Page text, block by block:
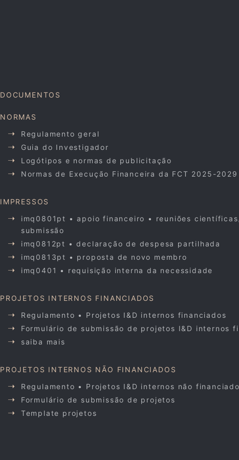
DOCUMENTOS
NORMAS
Regulamento geral
Guia do Investigador
Logótipos e normas de publicitação
Normas de Execução Financeira da FCT 2025-2029
IMPRESSOS
imq0801pt • apoio financeiro • reuniões
submissão
imq0812pt • declaração de despesa partilhada
imq0813pt • proposta de novo membro
imq0401 • requisição interna da necessidade
PROJETOS INTERNOS FINANCIADOS
Regulamento • Projetos I&D internos financiados
Formulário de submissão de projetos I&D internos
saiba mais
PROJETOS INTERNOS NÃO FINANCIADOS
Regulamento • Projetos I&D internos não
Formulário de submissão de projetos
Template projetos